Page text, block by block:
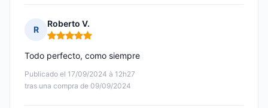
R
Roberto V.
Nota: 5 de 5
Publicado el 17/09/2024 à 12h27
tras una compra de 09/09/2024
Todo perfecto, como siempre